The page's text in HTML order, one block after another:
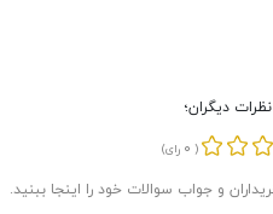
نظرات دیگران؛
(
0 رای)
و جواب سوالات خود را اینجا ببنید.